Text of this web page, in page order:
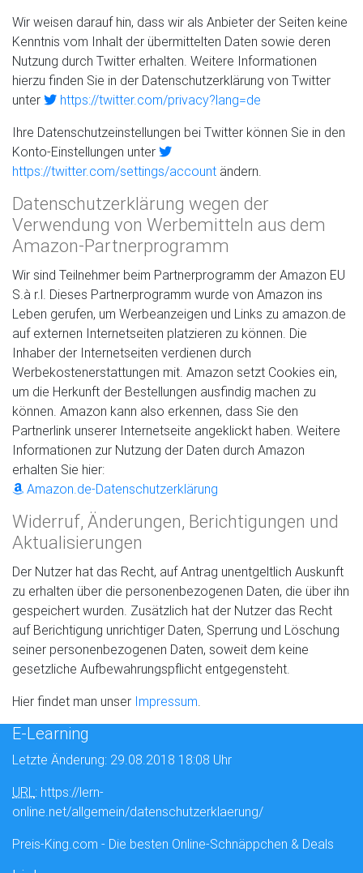
Wir weisen darauf hin, dass wir als Anbieter der Seiten keine
Kenntnis vom Inhalt der übermittelten Daten sowie deren
Nutzung durch Twitter erhalten. Weitere Informationen
hierzu finden Sie in der Datenschutzerklärung von Twitter
unter
https://twitter.com/privacy?lang=de
Ihre Datenschutzeinstellungen bei Twitter können Sie in den
Konto-Einstellungen unter
https://twitter.com/settings/account ändern.
Datenschutzerklärung wegen der
Verwendung von Werbemitteln aus dem
Amazon-Partnerprogramm
Wir sind Teilnehmer beim Partnerprogramm der Amazon EU
S.à r.l. Dieses Partnerprogramm wurde von Amazon ins
Leben gerufen, um Werbeanzeigen und Links zu amazon.de
auf externen Internetseiten platzieren zu können. Die
Inhaber der Internetseiten verdienen durch
Werbekostenerstattungen mit. Amazon setzt Cookies ein,
um die Herkunft der Bestellungen ausfindig machen zu
können. Amazon kann also erkennen, dass Sie den
Partnerlink unserer Internetseite angeklickt haben. Weitere
Informationen zur Nutzung der Daten durch Amazon
erhalten Sie hier:
Amazon.de-Datenschutzerklärung
Widerruf, Änderungen, Berichtigungen und
Aktualisierungen
Der Nutzer hat das Recht, auf Antrag unentgeltlich Auskunft
zu erhalten über die personenbezogenen Daten, die über ihn
gespeichert wurden. Zusätzlich hat der Nutzer das Recht
auf Berichtigung unrichtiger Daten, Sperrung und Löschung
seiner personenbezogenen Daten, soweit dem keine
gesetzliche Aufbewahrungspflicht entgegensteht.
Hier findet man unser Impressum.
E-Learning
Letzte Änderung: 29.08.2018 18:08 Uhr
URL: https://lern-
online.net/allgemein/datenschutzerklaerung/
Preis-King.com - Die besten Online-Schnäppchen & Deals